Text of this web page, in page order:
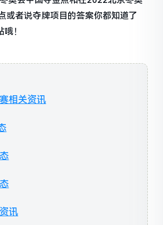
或者说夺牌项目的答案你都知道了
！
相关资讯
讯